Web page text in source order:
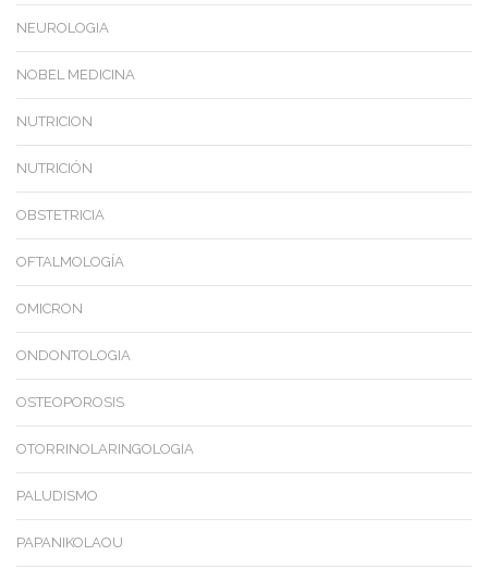
NEUROLOGIA
NOBEL MEDICINA
NUTRICION
NUTRICIÓN
OBSTETRICIA
OFTALMOLOGÍA
OMICRON
ONDONTOLOGIA
OSTEOPOROSIS
OTORRINOLARINGOLOGIA
PALUDISMO
PAPANIKOLAOU